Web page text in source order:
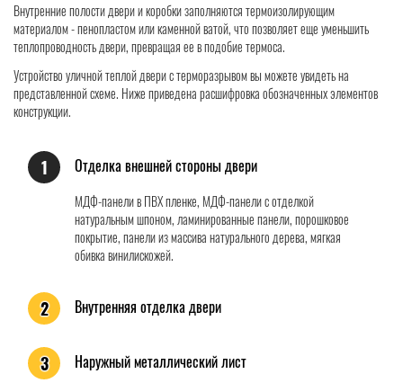
Внутренние полости двери и коробки заполняются термоизолирующим
материалом - пенопластом или каменной ватой, что позволяет еще уменьшить
теплопроводность двери, превращая ее в подобие термоса.
Устройство уличной теплой двери с терморазрывом вы можете увидеть на
представленной схеме. Ниже приведена расшифровка обозначенных элементов
конструкции.
1 Отделка внешней стороны двери
МДФ-панели в ПВХ пленке, МДФ-панели с отделкой
натуральным шпоном, ламинированные панели, порошковое
покрытие, панели из массива натурального дерева, мягкая
обивка винилискожей.
2 Внутренняя отделка двери
3 Наружный металлический лист